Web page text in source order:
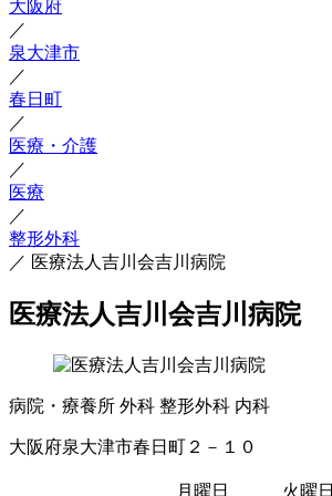
大阪府
／
泉大津市
／
春日町
／
医療・介護
／
医療
／
整形外科
／ 医療法人吉川会吉川病院
医療法人吉川会吉川病院
病院・療養所 外科 整形外科 内科
大阪府泉大津市春日町２－１０
月曜日 火曜日